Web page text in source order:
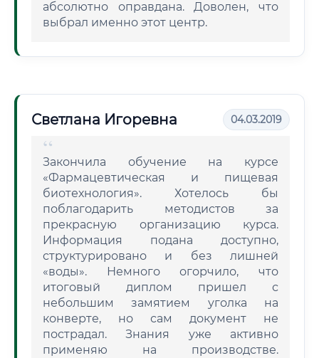
абсолютно оправдана. Доволен, что
выбрал именно этот центр.
Светлана Игоревна 04.03.2019
Закончила обучение на курсе
«Фармацевтическая и пищевая
биотехнология». Хотелось бы
поблагодарить методистов за
прекрасную организацию курса.
Информация подана доступно,
структурировано и без лишней
«воды». Немного огорчило, что
итоговый диплом пришел с
небольшим замятием уголка на
конверте, но сам документ не
пострадал. Знания уже активно
применяю на производстве.